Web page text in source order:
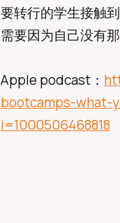
要转行的学生接触
需要因为自己没有
Apple podcast：
bootcamps-what-
i=1000506468818